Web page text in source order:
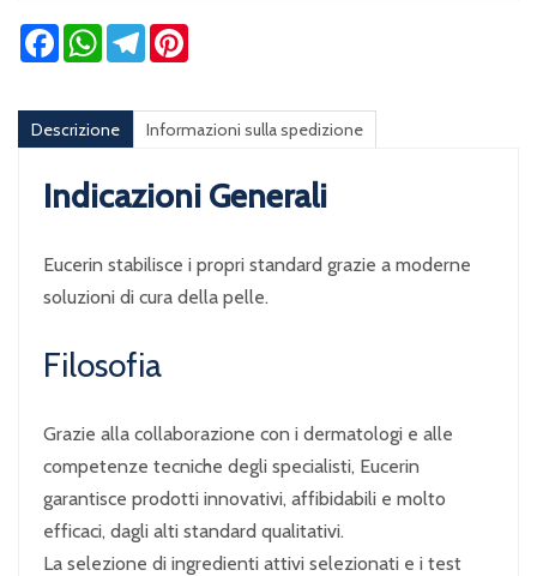
FacebookWhatsApp
Telegram
Descrizione Informazioni sulla spedizione
Indicazioni Generali
Eucerin stabilisce i propri standard grazie a moderne
soluzioni di cura della pelle.
Filosofia
Grazie alla collaborazione con i dermatologi e alle
competenze tecniche degli specialisti, Eucerin
garantisce prodotti innovativi, affibidabili e molto
efficaci, dagli alti standard qualitativi.
La selezione di ingredienti attivi selezionati e i test